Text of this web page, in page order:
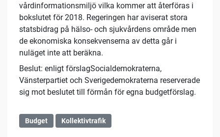
vårdinformationsmiljö vilka kommer att återföras i
bokslutet för 2018. Regeringen har aviserat stora
statsbidrag på hälso- och sjukvårdens område men
de ekonomiska konsekvenserna av detta går i
nuläget inte att beräkna.
Beslut: enligt förslagSocialdemokraterna,
Vänsterpartiet och Sverigedemokraterna reserverade
sig mot beslutet till förmån för egna budgetförslag.
Budget Kollektivtrafik